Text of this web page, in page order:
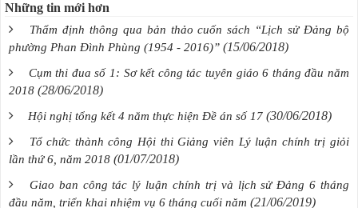
Những tin mới hơn
Thẩm định thông qua bản thảo cuốn sách “Lịch sử Đảng bộ
phường Phan Đình Phùng (1954 - 2016)” (15/06/2018)
Cụm thi đua số 1: Sơ kết công tác tuyên giáo 6 tháng đầu năm
2018 (28/06/2018)
Hội nghị tổng kết 4 năm thực hiện Đề án số 17 (30/06/2018)
Tổ chức thành công Hội thi Giảng viên Lý luận chính trị giỏi
lần thứ 6, năm 2018 (01/07/2018)
Giao ban công tác lý luận chính trị và lịch sử Đảng 6 tháng
đầu năm, triển khai nhiệm vụ 6 tháng cuối năm (21/06/2019)